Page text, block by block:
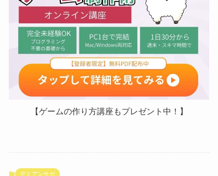
【ゲームの作り方講座もプレゼント中！】
デミアンサガ